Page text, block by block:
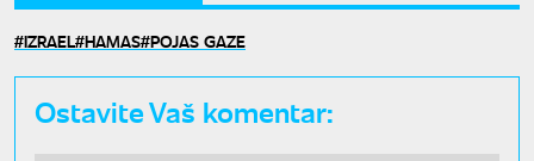
IZRAEL HAMAS POJAS GAZE
Ostavite Vaš komentar: